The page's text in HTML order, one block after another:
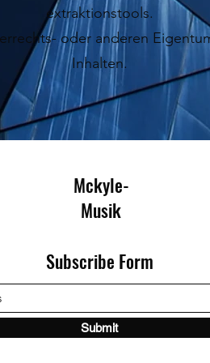
extraktionstools.
oder anderen
Inhalten.
Mckyle-
Musik
Subscribe Form
Submit